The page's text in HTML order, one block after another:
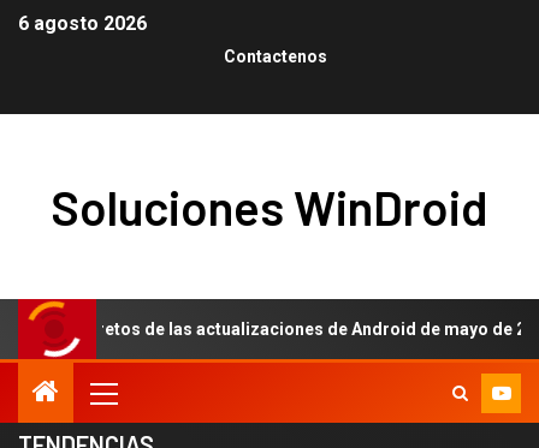
6 agosto 2026
Contactenos
Soluciones WinDroid
de las actualizaciones de Android de mayo de 2026